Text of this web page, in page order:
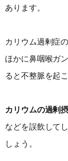
あります。
カリウム過剰症
ほかに鼻咽喉ガ
ると不整脈を起
カリウムの過剰
などを誤飲して
しょう。